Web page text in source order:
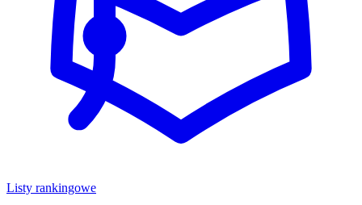
Listy rankingowe